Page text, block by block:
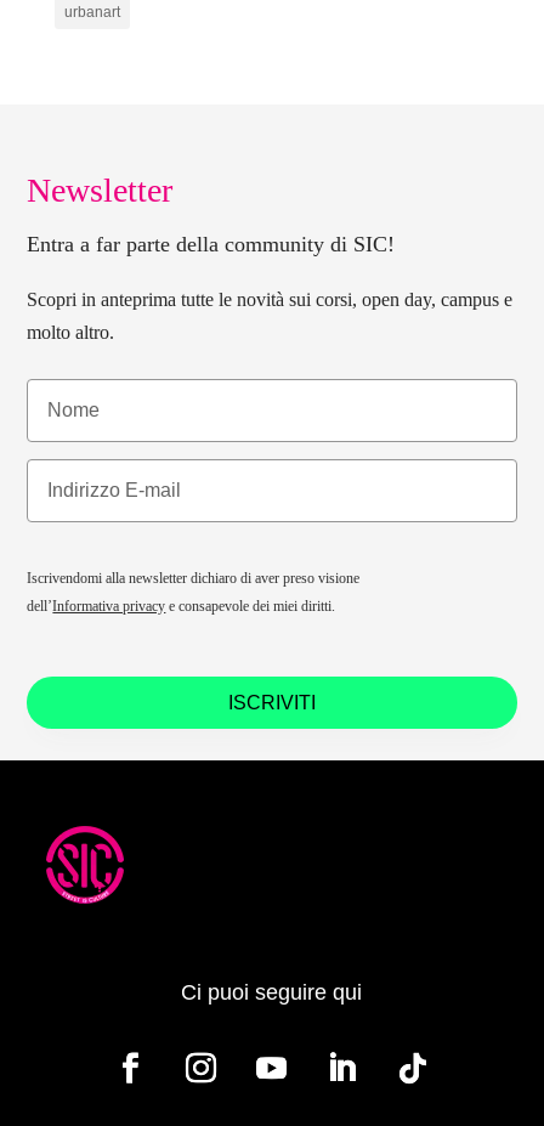
urbanart
Newsletter
Entra a far parte della community di SIC!
Scopri in anteprima tutte le novità sui corsi, open day, campus e
molto altro.
ISCRIVITI
Iscrivendomi alla newsletter dichiaro di aver preso visione
dell’Informativa privacy e consapevole dei miei diritti.
Ci puoi seguire qui